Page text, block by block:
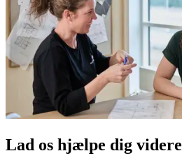
Lad os hjælpe dig videre